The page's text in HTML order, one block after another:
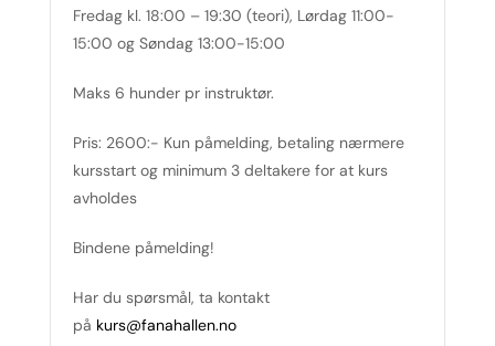
Fredag kl. 18:00 – 19:30 (teori), Lørdag 11:00-
15:00 og Søndag 13:00-15:00
Maks 6 hunder pr instruktør.
Pris: 2600:- Kun påmelding, betaling nærmere
kursstart og minimum 3 deltakere for at kurs
avholdes
Bindene påmelding!
Har du spørsmål, ta kontakt
på kurs@fanahallen.no